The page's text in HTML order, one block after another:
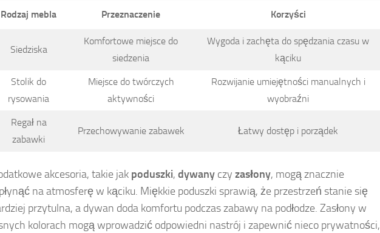
Rodzaj mebla Przeznaczenie Korzyści
Siedziska
Komfortowe miejsce do
siedzenia
Wygoda i zachęta do spędzania czasu w
kąciku
Stolik do
rysowania
Miejsce do twórczych
aktywności
Rozwijanie umiejętności manualnych i
wyobraźni
Regał na
zabawki
Przechowywanie zabawek Łatwy dostęp i porządek
akcesoria, takie jak poduszki, dywany czy zasłony, mogą znacznie
na atmosferę w kąciku. Miękkie poduszki sprawią, że przestrzeń stanie się
przytulna, a dywan doda komfortu podczas zabawy na podłodze. Zasłony w
kolorach mogą wprowadzić odpowiedni nastrój i zapewnić nieco prywatności,